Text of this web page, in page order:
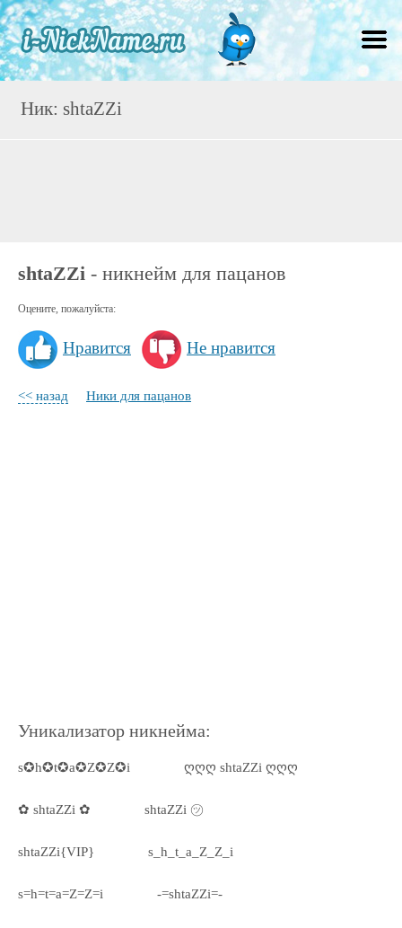
Ник: shtaZZi
shtaZZi - никнейм для пацанов
Оцените, пожалуйста:
Нравится Не нравится
<< назад Ники для пацанов
Уникализатор никнейма:
s✪h✪t✪a✪Z✪Z✪i ღღღ shtaZZi ღღღ
✿ shtaZZi ✿ shtaZZi ㋡
shtaZZi{VIP} s_h_t_a_Z_Z_i
s=h=t=a=Z=Z=i -=shtaZZi=-